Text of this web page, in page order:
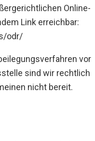
Online-
Link erreichbar:
odr/
vor
sind wir rechtlich
nicht bereit.